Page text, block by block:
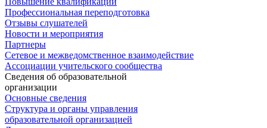
Профессиональная переподготовка
Отзывы слушателей
Новости и мероприятия
Партнеры
Сетевое и межведомственное взаимодействие
Ассоциации учительского сообщества
Сведения об образовательной
организации
Основные сведения
Структура и органы управления
образовательной организацией